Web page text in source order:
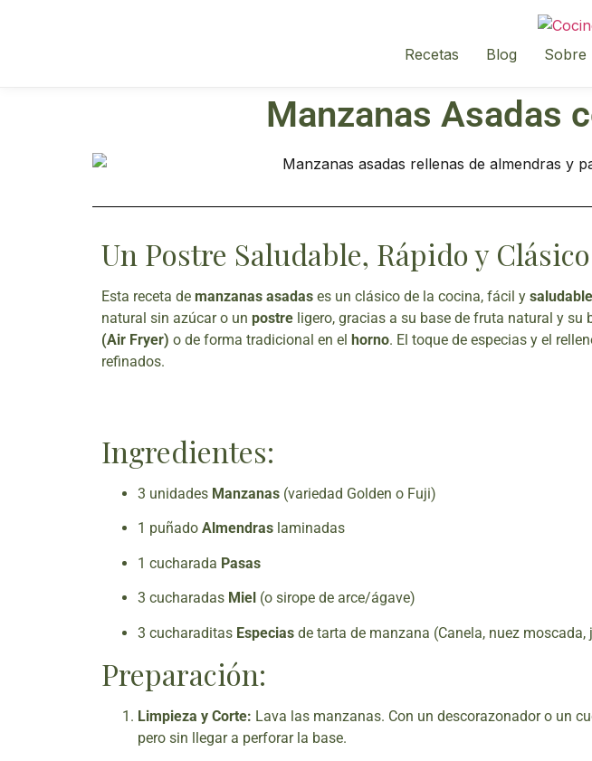
Recetas Blog Sobre
Manzanas Asadas
Un Postre Saludable, Rápido y
Esta receta de manzanas asadas es un clásico de la cocina, fácil y saludable
natural sin azúcar o un postre ligero, gracias a su base de fruta natural y
(Air Fryer) o de forma tradicional en el horno. El toque de especias y el
refinados.
Ingredientes:
3 unidades Manzanas (variedad Golden o Fuji)
1 puñado Almendras laminadas
1 cucharada Pasas
3 cucharadas Miel (o sirope de arce/ágave)
3 cucharaditas Especias de tarta de manzana (Canela, nuez moscada,
Preparación:
Limpieza y Corte: Lava las manzanas. Con un descorazonador o un
pero sin llegar a perforar la base.